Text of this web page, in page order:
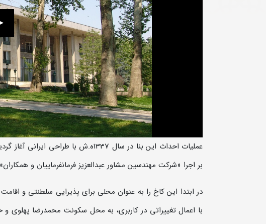
عملیات احداث این بنا در سال 1337ه.ش
بر اجرا «شرکت مهندسین مشاور عبدالعزیز فرمانفرماییان و
در ابتدا این کاخ را به عنوان محلی برای پذیرایی سلطنتی و
با اعمال تغییراتی در کاربری، به محل سکونت محمدرضا پهلوی